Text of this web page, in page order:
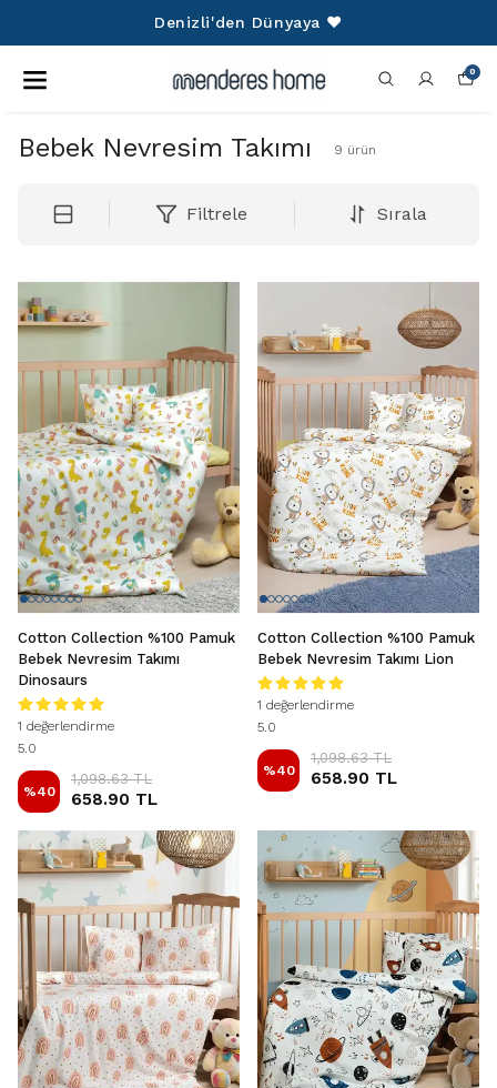
Denizli'den Dünyaya ❤️
0
Bebek Nevresim Takımı 9 ürün
Filtrele Sırala
Cotton Collection %100 Pamuk
Bebek Nevresim Takımı
Dinosaurs
1 değerlendirme
5.0
%40
1,098.63 TL
658.90 TL
Cotton Collection %100 Pamuk
Bebek Nevresim Takımı Lion
1 değerlendirme
5.0
%40
1,098.63 TL
658.90 TL